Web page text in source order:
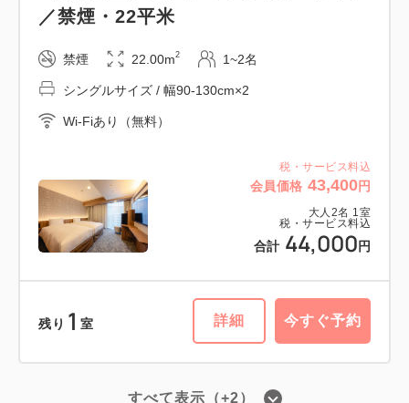
税・サービス料込
会員価格 43,400円
大人 2名 1室
税・サービス料込
合計 44,000 円
／禁煙・22平米
禁煙 22.00m2 1~2名
シングルサイズ / 幅90-130cm×2
Wi-Fiあり（無料）
残り 1 室 詳細 今すぐ予約
すべて表示（+2）